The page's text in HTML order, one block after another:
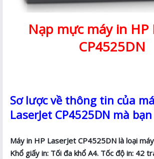
Nạp mực máy in HP
CP4525DN
Sơ lược về thông tin của
LaserJet CP4525DN mà
Máy in HP LaserJet CP4525DN là loại
Khổ giấy in: Tối đa khổ A4. Tốc độ in: 42